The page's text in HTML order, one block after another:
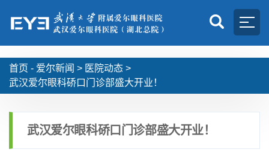
首页 - 爱尔新闻 > 医院动态 >
武汉爱尔眼科硚口门诊部盛大开业！
武汉爱尔眼科硚口门诊部盛大开业！